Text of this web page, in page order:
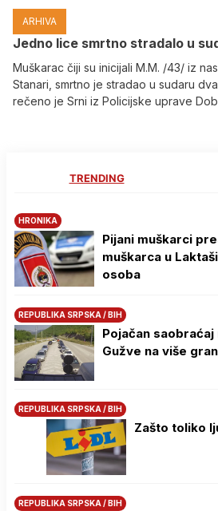
ARHIVA
Јedno lice smrtno stradalo u
Muškarac čiji su inicijali M.M. /43/ iz
Stanari, smrtno je stradao u sudaru
rečeno je Srni iz Policijske uprave
TRENDING
HRONIKA
Pijani muškarci
muškarca u
osoba
REPUBLIKA SRPSKA / BIH
Pojačan saobraćaj
Gužve na više
REPUBLIKA SRPSKA / BIH
Zašto toliko
REPUBLIKA SRPSKA / BIH